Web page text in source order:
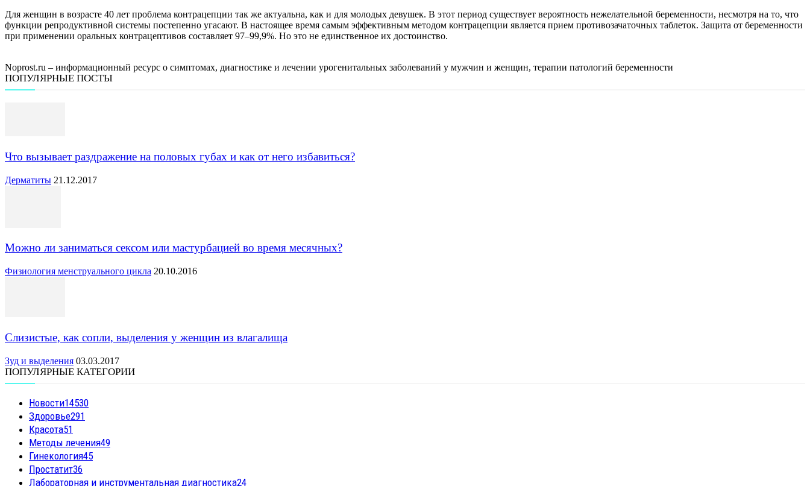
Для женщин в возрасте 40 лет проблема контрацепции так же актуальна, как и для молодых девушек. В этот период существует вероятность нежелательной беременности, несмотря на то, что
функции репродуктивной системы постепенно угасают. В настоящее время самым эффективным методом контрацепции является прием противозачаточных таблеток. Защита от беременности
при применении оральных контрацептивов составляет 97–99,9%. Но это не единственное их достоинство.
Noprost.ru – информационный ресурс о симптомах, диагностике и лечении урогенитальных заболеваний у мужчин и женщин, терапии патологий беременности
ПОПУЛЯРНЫЕ ПОСТЫ
Что вызывает раздражение на половых губах и как от него избавиться?
Дерматиты 21.12.2017
Можно ли заниматься сексом или мастурбацией во время месячных?
Физиология менструального цикла 20.10.2016
Слизистые, как сопли, выделения у женщин из влагалища
Зуд и выделения 03.03.2017
ПОПУЛЯРНЫЕ КАТЕГОРИИ
Новости14530
Здоровье291
Красота51
Методы лечения49
Гинекология45
Простатит36
Лабораторная и инструментальная диагностика24